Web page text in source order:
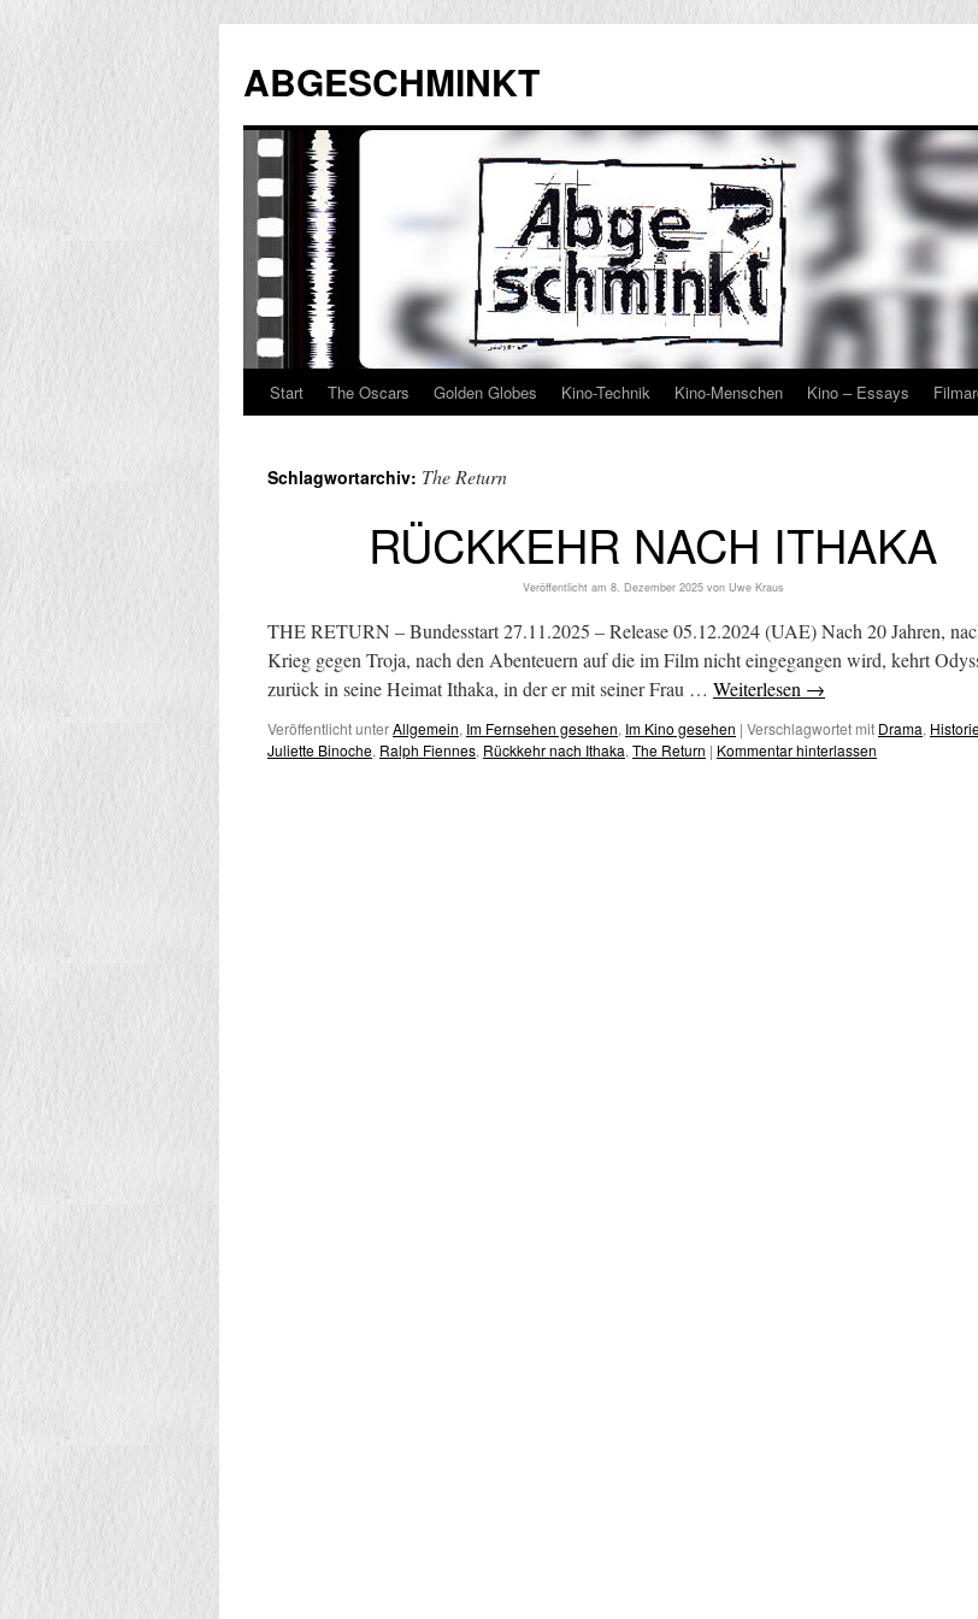
springen
ABGESCHMINKT
Start The Oscars Golden Globes Kino-Technik Kino-Menschen Kino – Essays
Schlagwortarchiv: The Return
RÜCKKEHR NACH ITHAKA
Veröffentlicht am 8. Dezember 2025 von Uwe Kraus
THE RETURN – Bundesstart 27.11.2025 – Release 05.12.2024 (UAE) Nach 20 Jahren,
Krieg gegen Troja, nach den Abenteuern auf die im Film nicht eingegangen wird, kehrt
zurück in seine Heimat Ithaka, in der er mit seiner Frau … Weiterlesen →
Veröffentlicht unterAllgemein, Im Fernsehen gesehen, Im Kino gesehen | Verschlagwortet mit Drama,
Juliette Binoche, Ralph Fiennes, Rückkehr nach Ithaka, The Return | Kommentar hinterlassen